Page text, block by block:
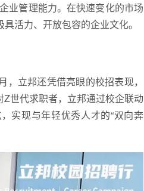
业管理能力。在快速变化的市场
活力、开放包容的企业文化。
立邦还凭借亮眼的校招表现，
世代求职者，立邦通过校企联动
实现与年轻优秀人才的“双向奔